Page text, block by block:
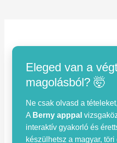
Eleged van a
magolásból? 🤯
Ne csak olvasd a
A Berny apppal
interaktív gyakorló és
készülhetsz a magyar,